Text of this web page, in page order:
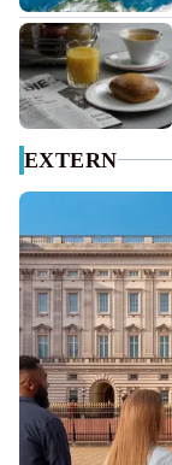
EXTERN